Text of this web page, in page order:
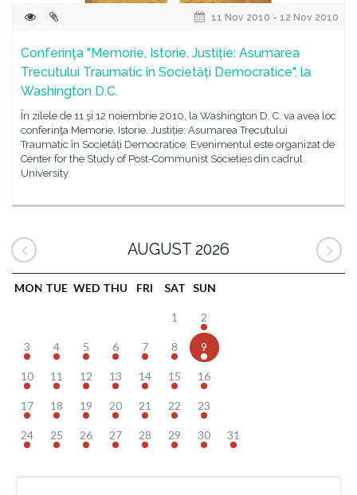
11 Nov 2010 - 12 Nov 2010
Conferinţa "Memorie, Istorie, Justiție: Asumarea
Trecutului Traumatic în Societăți Democratice", la
Washington D.C.
În zilele de 11 şi 12 noiembrie 2010, la Washington D. C. va avea loc
conferinţa Memorie, Istorie, Justiție: Asumarea Trecutului
Traumatic în Societăți Democratice. Evenimentul este organizat de
Center for the Study of Post-Communist Societies din cadrul
University
AUGUST 2026
MON TUE WED THU FRI SAT SUN
1 2
3 4 5 6 7 8 9
10 11 12 13 14 15 16
17 18 19 20 21 22 23
24 25 26 27 28 29 30 31